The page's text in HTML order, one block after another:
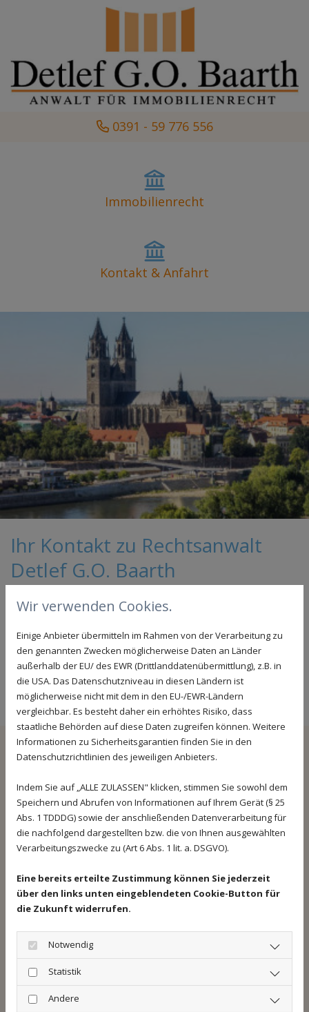
0391 - 59 776 556
Immobilienrecht
Kontakt & Anfahrt
Ihr Kontakt zu Rechtsanwalt
Detlef G.O. Baarth
Montag - Donnerstag
10:00 - 12:00
13:00 - 18:00
Besprechungstermine nach Vereinbarung
Senden Sie uns eine Nachricht:
Wir verwenden Cookies.
Einige Anbieter übermitteln im Rahmen von der Verarbeitung zu
den genannten Zwecken möglicherweise Daten an Länder
außerhalb der EU/ des EWR (Drittlanddatenübermittlung), z.B. in
die USA. Das Datenschutzniveau in diesen Ländern ist
möglicherweise nicht mit dem in den EU-/EWR-Ländern
vergleichbar. Es besteht daher ein erhöhtes Risiko, dass
staatliche Behörden auf diese Daten zugreifen können. Weitere
Informationen zu Sicherheitsgarantien finden Sie in den
Datenschutzrichtlinien des jeweiligen Anbieters.
Indem Sie auf „ALLE ZULASSEN" klicken, stimmen Sie sowohl dem
Speichern und Abrufen von Informationen auf Ihrem Gerät (§ 25
Abs. 1 TDDDG) sowie der anschließenden Datenverarbeitung für
die nachfolgend dargestellten bzw. die von Ihnen ausgewählten
Verarbeitungszwecke zu (Art 6 Abs. 1 lit. a. DSGVO).
Eine bereits erteilte Zustimmung können Sie jederzeit
über den links unten eingeblendeten Cookie-Button für
die Zukunft widerrufen.
Notwendig
Statistik
Andere